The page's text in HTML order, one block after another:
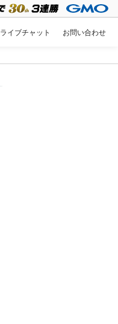
ライブチャット お問い合わせ